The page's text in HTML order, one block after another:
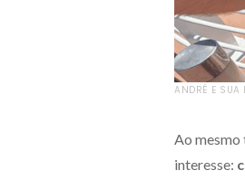
ANDRÉ E SUA
Ao mesmo
interesse: